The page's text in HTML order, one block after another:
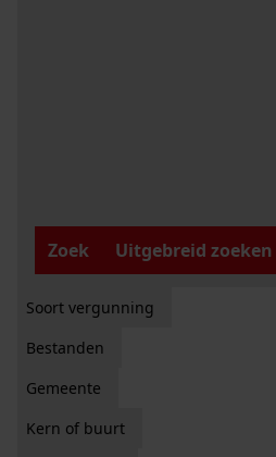
Zoek
Uitgebreid zoeken
Soort vergunning
Bestanden
Gemeente
Kern of buurt